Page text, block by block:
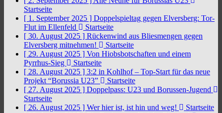
Startseite
[ 1. September 2025 ] Doppelspieltag gegen Elversberg: Tor-
Flut im Ellenfeld
Startseite
[ 30. August 2025 ] Rückenwind aus Bliesmengen gegen
Elversberg mitnehmen!
Startseite
[ 29. August 2025 ] Von Hiobsbotschaften und einem
Pyrrhus-Sieg
Startseite
[ 28. August 2025 ] 3:2 in Kohlhof – Top-Start für das neue
Projekt “Borussia U23”
Startseite
[ 27. August 2025 ] Doppelpass: U23 und Borussen-Jugend
Startseite
[ 26. August 2025 ] Wer hier ist, ist hin und weg!
Startseite